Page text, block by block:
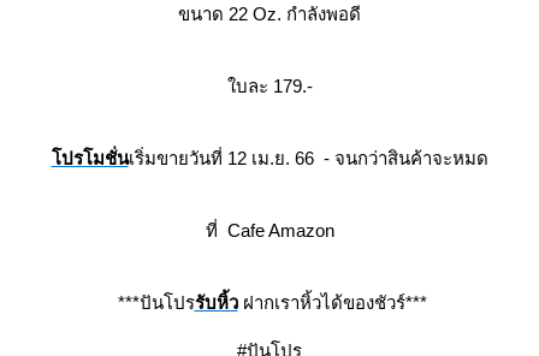
ขนาด 22 Oz. กำลังพอดี
บละ 179.-
ปรโมชั่นเริ่มขายวันที่ 12 เม.ย. 66 - จนกว่าสินค้าจะหมด
ที่ Cafe Amazon
***ปันโปรรับหิ้วฝากเราหิ้วได้ของชัวร์***
#ปันโปร